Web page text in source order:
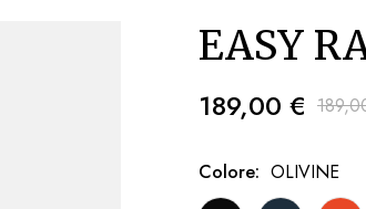
EASY
189,00 €
Colore OLIVINE